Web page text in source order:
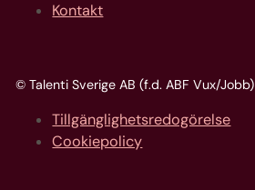
Kontakt
© Talenti Sverige AB (f.d. ABF Vux/Jobb)
Tillgänglighetsredogörelse
Cookiepolicy